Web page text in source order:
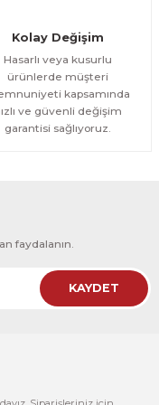
Tek Parça Ahşap Çerçeveli
Kolay Değişim
Hasarlı veya kusurlu
ürünlerde müşteri
kapsamında
ve güvenli değişim
garantisi sağlıyoruz.
faydalanın.
KAYDET